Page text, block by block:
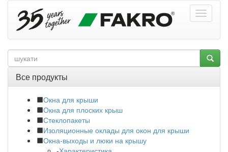
Все продукты
Окна для крыши
Окна для плоских крыш
Стеклопакеты
Изоляционные оклады для окон для крыши
Окна-выходы и люки на крышу